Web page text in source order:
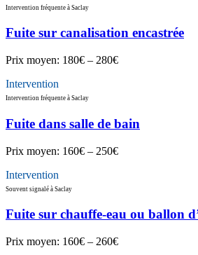
Intervention fréquente à Saclay
Fuite sur canalisation encastrée
Prix moyen: 180€ – 280€
Intervention
Intervention fréquente à Saclay
Fuite dans salle de bain
Prix moyen: 160€ – 250€
Intervention
Souvent signalé à Saclay
Fuite sur chauffe-eau ou ballon
Prix moyen: 160€ – 260€